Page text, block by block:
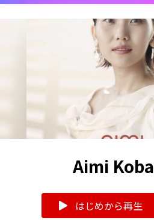
初回30日間無料お試し
Aimi
はじめから再生